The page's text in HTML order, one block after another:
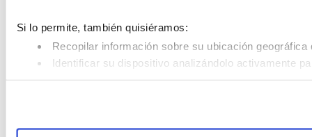
Si lo permite, también quisiéramos:
Recopilar información sobre su ubicación
Identificar su dispositivo analizándolo activamente
Las cookies de este sitio web se usan para personalizar el